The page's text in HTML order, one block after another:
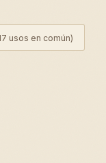
usos en común)